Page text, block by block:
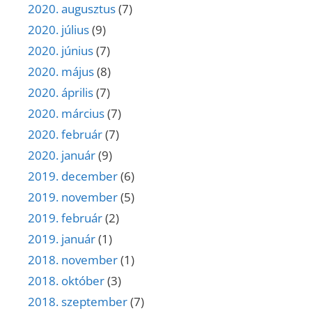
2020. augusztus(7)
2020. július(9)
2020. június(7)
2020. május(8)
2020. április(7)
2020. március(7)
2020. február(7)
2020. január(9)
2019. december(6)
2019. november(5)
2019. február(2)
2019. január(1)
2018. november(1)
2018. október(3)
2018. szeptember(7)